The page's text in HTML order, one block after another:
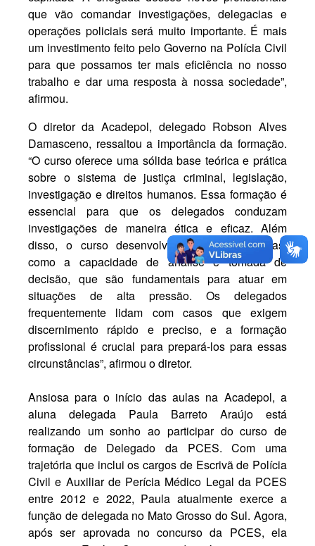
que vão comandar investigações, delegacias e
operações policiais será muito importante. É mais
um investimento feito pelo Governo na Polícia Civil
para que possamos ter mais eficiência no nosso
trabalho e dar uma resposta à nossa sociedade”,
afirmou.
O diretor da Acadepol, delegado Robson Alves
Damasceno, ressaltou a importância da formação.
“O curso oferece uma sólida base teórica e prática
sobre o sistema de justiça criminal, legislação,
investigação e direitos humanos. Essa formação é
essencial para que os delegados conduzam
investigações de maneira ética e eficaz. Além
disso, o curso desenvolve habilidades críticas,
como a capacidade de análise e tomada de
decisão, que são fundamentais para atuar em
situações de alta pressão. Os delegados
frequentemente lidam com casos que exigem
discernimento rápido e preciso, e a formação
profissional é crucial para prepará-los para essas
circunstâncias”, afirmou o diretor.
Ansiosa para o início das aulas na Acadepol, a
aluna delegada Paula Barreto Araújo está
realizando um sonho ao participar do curso de
formação de Delegado da PCES. Com uma
trajetória que inclui os cargos de Escrivã de Polícia
Civil e Auxiliar de Perícia Médico Legal da PCES
entre 2012 e 2022, Paula atualmente exerce a
função de delegada no Mato Grosso do Sul. Agora,
após ser aprovada no concurso da PCES, ela